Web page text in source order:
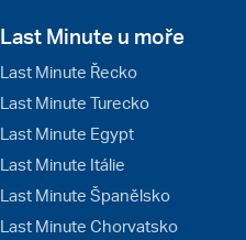
Last Minute u moře
Last Minute Řecko
Last Minute Turecko
Last Minute Egypt
Last Minute Itálie
Last Minute Španělsko
Last Minute Chorvatsko